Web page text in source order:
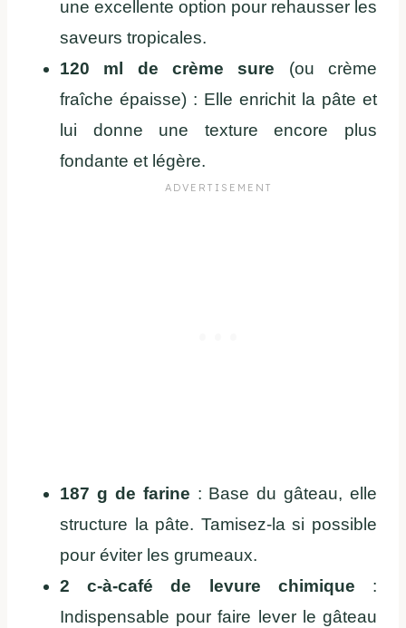
une excellente option pour rehausser les
saveurs tropicales.
120 ml de crème sure (ou crème
fraîche épaisse) : Elle enrichit la pâte et
lui donne une texture encore plus
fondante et légère.
187 g de farine : Base du gâteau, elle
structure la pâte. Tamisez-la si possible
pour éviter les grumeaux.
2 c-à-café de levure chimique :
Indispensable pour faire lever le gâteau